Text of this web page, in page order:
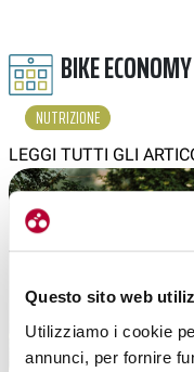
Questo sito web
Utilizziamo i cookie
annunci, per fornire
BIKE ECONOMY
NUTRIZIONE
LEGGI TUTTI GLI